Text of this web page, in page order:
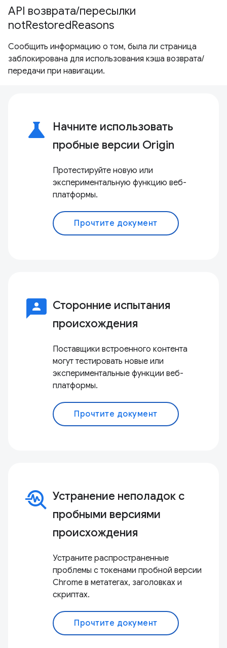
API возврата/пересылки
notRestoredReasons
Сообщить информацию о том, была ли страница
заблокирована для использования кэша возврата/
передачи при навигации.
science
Начните использовать
пробные версии Origin
Протестируйте новую или
экспериментальную функцию веб-
платформы.
Прочтите документ
3p Сторонние испытания
происхождения
Поставщики встроенного контента
могут тестировать новые или
экспериментальные функции веб-
платформы.
Прочтите документ
troubleshoot Устранение неполадок с
пробными версиями
происхождения
Устраните распространенные
проблемы с токенами пробной версии
Chrome в метатегах, заголовках и
скриптах.
Прочтите документ